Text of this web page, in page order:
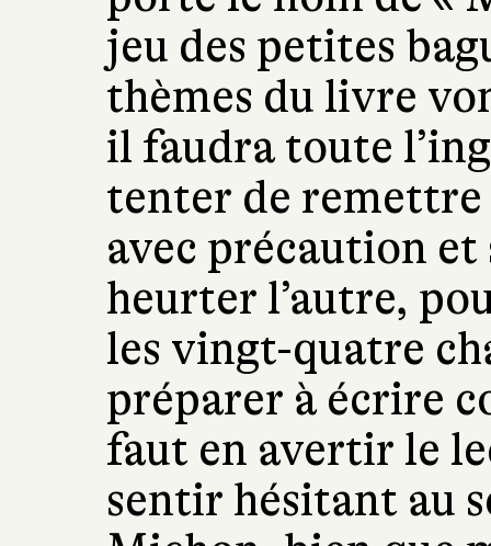
jeu des petites
thèmes du livre
il faudra toute
tenter de
avec précaution et
heurter l’autre,
les vingt-quatre
préparer à écrire
faut en avertir le
sentir hésitant au